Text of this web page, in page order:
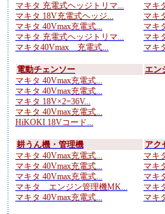
マキタ 充電式ヘッジトリマ...
マキタ 18V充電式ヘッジ...
マキタ 40Vmax充電式...
マキタ 充電式ヘッジトリマ...
マキタ40Vmax 充電式...
マキ
マキ
マキ
マキ
マキ
電動チェンソー
マキタ 40Vmax充電式...
マキタ 40Vmax充電式...
マキタ 18V×2=36V...
マキタ 40Vmax充電式...
HiKOKI 18Vコード...
エン
耕うん機・管理機
マキタ 40Vmax充電式...
マキタ 40Vmax充電式...
マキタ 40Vmax充電式...
マキタ エンジン管理機MK...
マキタ 40Vmax充電式...
アク
マキ
マキ
マキ
マキ
マキ